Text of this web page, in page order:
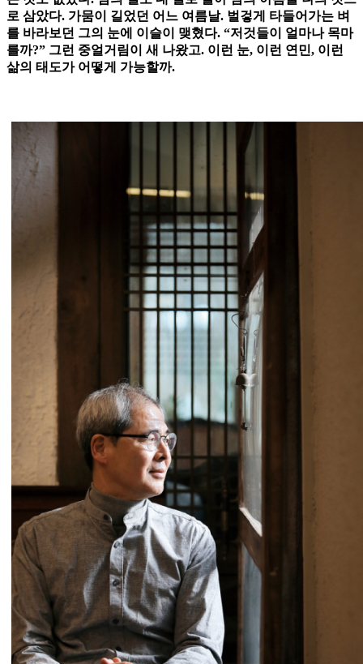
로 삼았다. 가뭄이 길었던 어느 여름날. 벌겋게 타들어가는 벼
를 바라보던 그의 눈에 이슬이 맺혔다. “저것들이 얼마나 목마
를까?” 그런 중얼거림이 새 나왔고. 이런 눈, 이런 연민, 이런
삶의 태도가 어떻게 가능할까.